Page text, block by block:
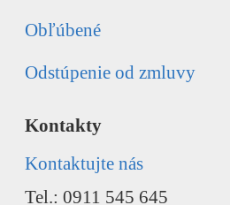
Obľúbené
Odstúpenie od zmluvy
Kontakty
Kontaktujte nás
Tel.: 0911 545 645